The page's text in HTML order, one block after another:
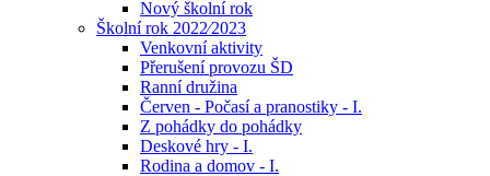
Nový školní rok
Školní rok 2022⁄2023
Venkovní aktivity
Přerušení provozu ŠD
Ranní družina
Červen - Počasí a pranostiky - I.
Z pohádky do pohádky
Deskové hry - I.
Rodina a domov - I.